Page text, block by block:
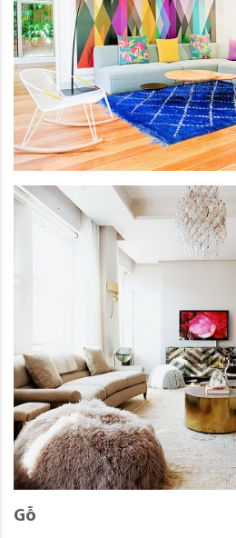
Gỗ